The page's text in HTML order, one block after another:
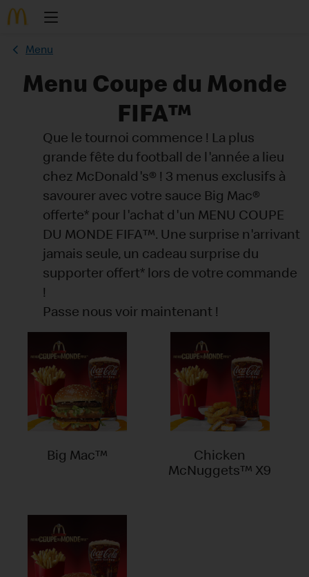
Menu
Menu Coupe du Monde
FIFA™
Que le tournoi commence ! La plus
grande fête du football de l'année a lieu
chez McDonald's® ! 3 menus exclusifs à
savourer avec votre sauce Big Mac®
offerte* pour l'achat d'un MENU COUPE
DU MONDE FIFA™. Une surprise n'arrivant
jamais seule, un cadeau surprise du
supporter offert* lors de votre commande
!
Passe nous voir maintenant !
Big Mac™
Chicken
McNuggets™ X9